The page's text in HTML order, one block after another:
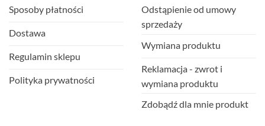
Sposoby płatności
Dostawa
Regulamin sklepu
Polityka prywatności
Odstąpienie od umowy
sprzedaży
Wymiana produktu
Reklamacja - zwrot i
wymiana produktu
Zdobądź dla mnie produkt